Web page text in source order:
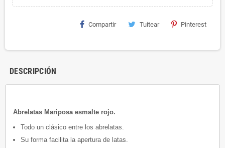
Compartir Tuitear Pinterest
DESCRIPCIÓN
Abrelatas Mariposa esmalte rojo.
Todo un clásico entre los abrelatas.
Su forma facilita la apertura de latas.